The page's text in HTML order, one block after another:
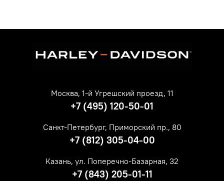
Москва, 1-й Угрешский проезд, 11
+7 (495) 120-50-01
Санкт-Петербург, Приморский пр., 80
+7 (812) 305-04-00
Казань, ул. Поперечно-Базарная, 32
+7 (843) 205-01-11